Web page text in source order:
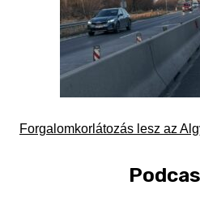
Forgalomkorlátozás lesz az